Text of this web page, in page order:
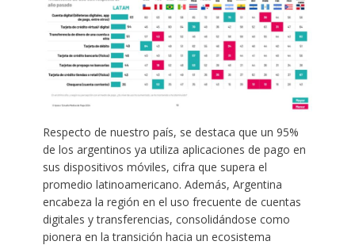
Respecto de nuestro país, se destaca que un 95%
de los argentinos ya utiliza aplicaciones de pago en
sus dispositivos móviles, cifra que supera el
promedio latinoamericano. Además, Argentina
encabeza la región en el uso frecuente de cuentas
digitales y transferencias, consolidándose como
pionera en la transición hacia un ecosistema